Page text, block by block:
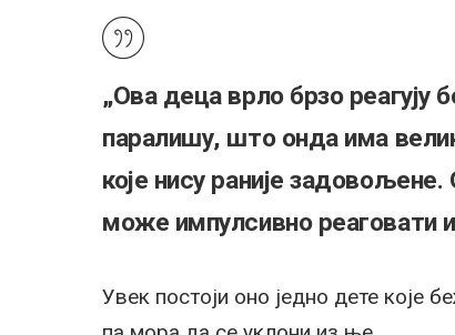
„Ова деца врло брзо реагују
паралишу, што онда има
које нису раније
може импулсивно реаговати
Увек постоји оно једно дете које